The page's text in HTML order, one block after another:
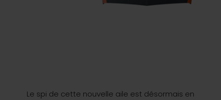
Le spi de cette nouvelle aile est désormais en